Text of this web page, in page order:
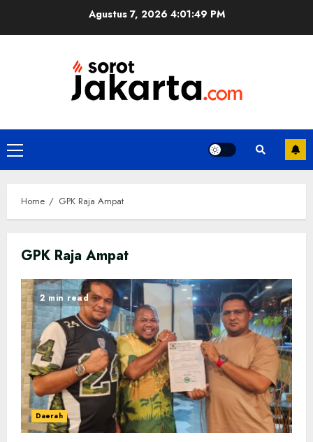
Agustus 7, 2026 4:01:50 PM
Primary
Menu
Home GPK Raja Ampat
GPK Raja Ampat
2 min read
Daerah